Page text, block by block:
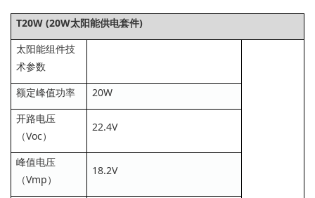
T20W (20W太阳能供电套件)
太阳能组件技
术参数
额定峰值功率
20W
开路电压
（Voc）
22.4V
峰值电压
（Vmp）
18.2V